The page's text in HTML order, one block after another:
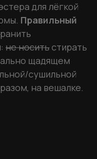
для лёгкой
Правильный
не носитьстирать
щадящем
сушильной
на вешалке.